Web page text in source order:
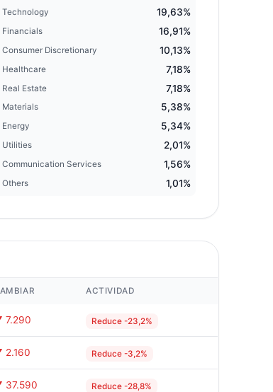
Technology 19,63%
Financials 16,91%
Consumer Discretionary 10,13%
Healthcare 7,18%
Real Estate 7,18%
Materials 5,38%
Energy 5,34%
Utilities 2,01%
Communication Services 1,56%
Others 1,01%
ACTIVIDAD
7.290 Reduce -23,2%
2.160 Reduce -3,2%
37.590 Reduce -28,8%